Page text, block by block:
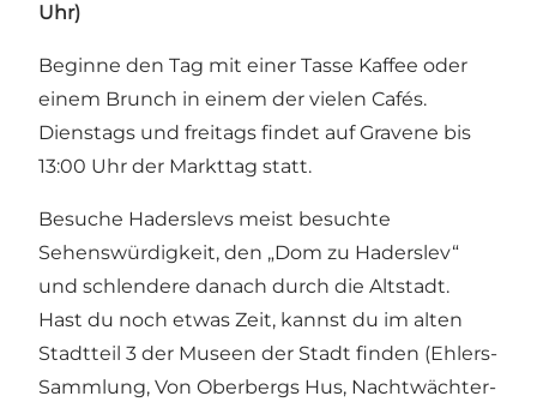
Uhr)
Beginne den Tag mit einer Tasse Kaffee oder
einem Brunch in einem der vielen Cafés.
Dienstags und freitags findet auf Gravene bis
13:00 Uhr der Markttag statt.
Besuche Haderslevs meist besuchte
Sehenswürdigkeit, den „Dom zu Haderslev“
und schlendere danach durch die Altstadt.
Hast du noch etwas Zeit, kannst du im alten
Stadtteil 3 der Museen der Stadt finden (Ehlers-
Sammlung, Von Oberbergs Hus, Nachtwächter-